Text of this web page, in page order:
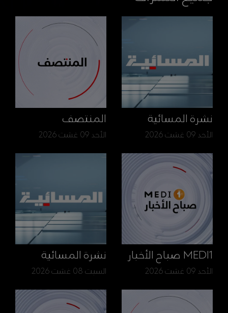
نشرة المسائية
الأحد 09 غشت 2026
المنتصف
الأحد 09 غشت 2026
MEDI1 صباح الأخبار
الأحد 09 غشت 2026
نشرة المسائية
السبت 08 غشت 2026